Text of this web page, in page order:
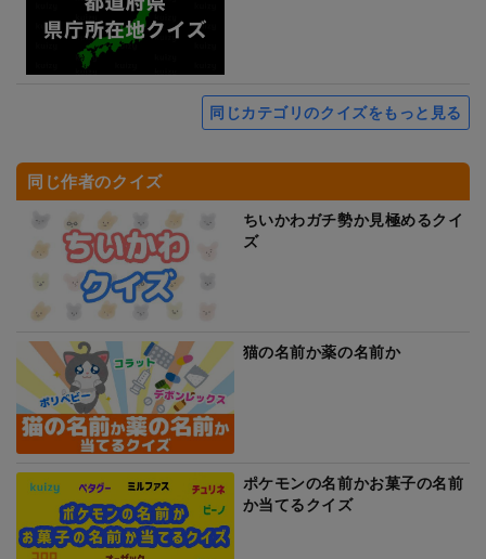
同じカテゴリのクイズをもっと見る
同じ作者のクイズ
ちいかわガチ勢か見極めるクイ
ズ
猫の名前か薬の名前か
ポケモンの名前かお菓子の名前
か当てるクイズ